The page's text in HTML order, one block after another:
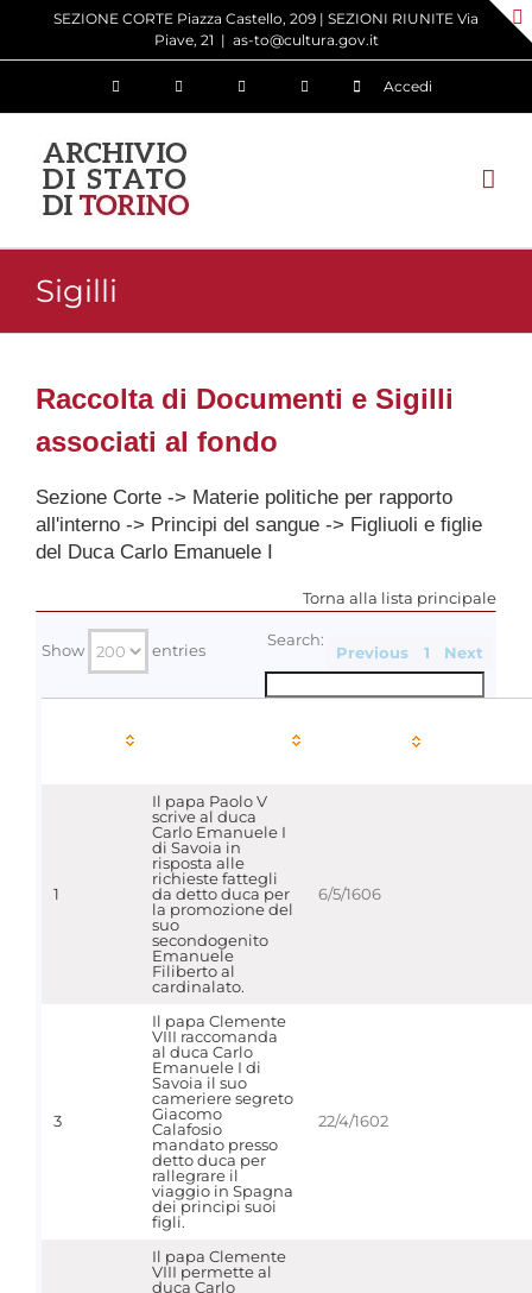
SEZIONE CORTE Piazza Castello, 209 | SEZIONI RIUNITE Via
Piave, 21 | as-to@cultura.gov.it
Accedi
Sigilli
Raccolta di Documenti e Sigilli
associati al fondo
Sezione Corte -> Materie politiche per rapporto
all'interno -> Principi del sangue -> Figliuoli e figlie
del Duca Carlo Emanuele I
Torna alla lista principale
Previous 1 Next
Show entries
Search:
1
Il papa Paolo V
scrive al duca
Carlo Emanuele I
di Savoia in
risposta alle
richieste fattegli
da detto duca per
la promozione del
suo
secondogenito
Emanuele
Filiberto al
cardinalato.
6/5/1606
3
Il papa Clemente
VIII raccomanda
al duca Carlo
Emanuele I di
Savoia il suo
cameriere segreto
Giacomo
Calafosio
mandato presso
detto duca per
rallegrare il
viaggio in Spagna
dei principi suoi
figli.
22/4/1602
Il papa Clemente
VIII permette al
duca Carlo